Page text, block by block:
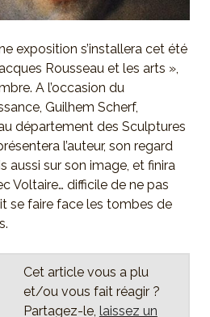
exposition s’installera cet été
Rousseau et les arts »,
A l’occasion du
Guilhem Scherf,
département des Sculptures
l’auteur, son regard
aussi sur son image, et finira
Voltaire… difficile de ne pas
se faire face les tombes de
Cet article vous a plu
et/ou vous fait réagir ?
Partagez-le, laissez un